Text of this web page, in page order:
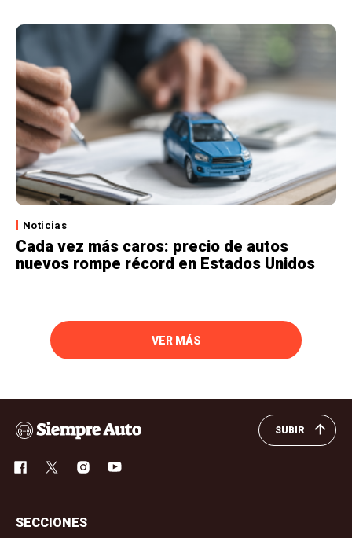
Noticias
Cada vez más caros: precio de autos
nuevos rompe récord en Estados Unidos
VER MÁS
SUBIR
SECCIONES